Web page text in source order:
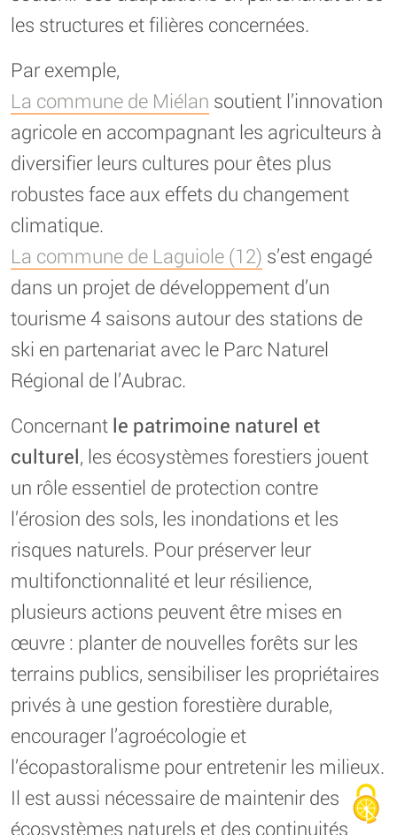
les structures et filières concernées.
Par exemple,
La commune de Miélan soutient l’innovation
agricole en accompagnant les agriculteurs à
diversifier leurs cultures pour êtes plus
robustes face aux effets du changement
climatique.
La commune de Laguiole (12) s’est engagé
dans un projet de développement d’un
tourisme 4 saisons autour des stations de
ski en partenariat avec le Parc Naturel
Régional de l’Aubrac.
Concernant le patrimoine naturel et
culturel, les écosystèmes forestiers jouent
un rôle essentiel de protection contre
l’érosion des sols, les inondations et les
risques naturels. Pour préserver leur
multifonctionnalité et leur résilience,
plusieurs actions peuvent être mises en
œuvre : planter de nouvelles forêts sur les
terrains publics, sensibiliser les propriétaires
privés à une gestion forestière durable,
encourager l’agroécologie et
l’écopastoralisme pour entretenir les milieux.
Il est aussi nécessaire de maintenir des
écosystèmes naturels et des continuités